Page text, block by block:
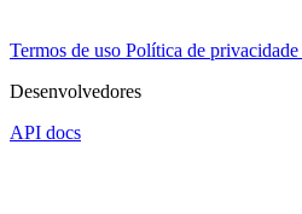
Termos de uso Política de privacidade
Desenvolvedores
API docs